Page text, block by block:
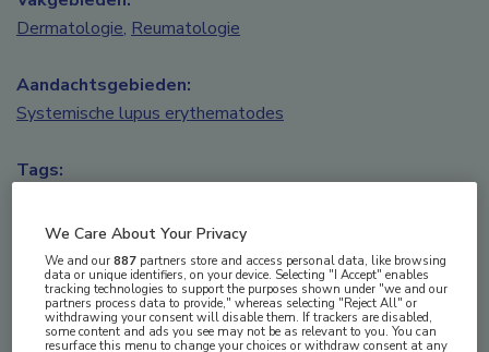
Behandeling met anifrolumab wordt
geassocieerd met eerder, vaker en langer DORIS
ten opzichte van placebo.1DORIS is de nieuwe
Dermatologie, Reumatologie
Aandachtsgebieden:
Systemische lupus erythematodes
Tags:
We Care About Your Privacy
We and our887 partners store and access personal data, like browsing
data or unique identifiers, on your device. Selecting "I Accept" enables
tracking technologies to support the purposes shown under "we and our
partners process data to provide," whereas selecting "Reject All" or
withdrawing your consent will disable them. If trackers are disabled,
some content and ads you see may not be as relevant to you. You can
resurface this menu to change your choices or withdraw consent at any